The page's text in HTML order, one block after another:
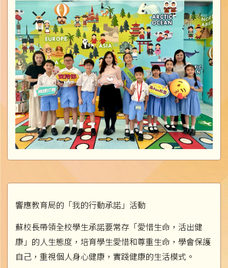
響應教育局的「我的行動承諾」活動
蘇校長帶領全校學生承諾要常存「愛惜生命，活出健
康」的人生態度，培育學生愛惜和尊重生命，學會保護
自己，重視個人身心健康，實踐健康的生活模式。